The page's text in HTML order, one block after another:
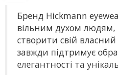
Бренд Hickmann
вільним духом людям,
створити свій
завжди підтримує
елегантності та